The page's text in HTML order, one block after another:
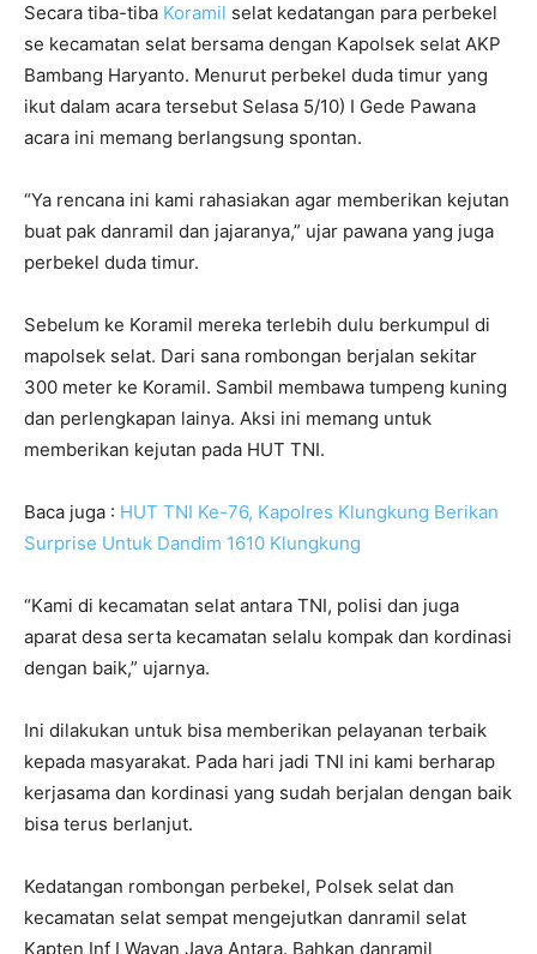
Secara tiba-tiba Koramil selat kedatangan para perbekel
se kecamatan selat bersama dengan Kapolsek selat AKP
Bambang Haryanto. Menurut perbekel duda timur yang
ikut dalam acara tersebut Selasa 5/10) I Gede Pawana
acara ini memang berlangsung spontan.
“Ya rencana ini kami rahasiakan agar memberikan kejutan
buat pak danramil dan jajaranya,” ujar pawana yang juga
perbekel duda timur.
Sebelum ke Koramil mereka terlebih dulu berkumpul di
mapolsek selat. Dari sana rombongan berjalan sekitar
300 meter ke Koramil. Sambil membawa tumpeng kuning
dan perlengkapan lainya. Aksi ini memang untuk
memberikan kejutan pada HUT TNI.
Baca juga : HUT TNI Ke-76, Kapolres Klungkung Berikan
Surprise Untuk Dandim 1610 Klungkung
“Kami di kecamatan selat antara TNI, polisi dan juga
aparat desa serta kecamatan selalu kompak dan kordinasi
dengan baik,” ujarnya.
Ini dilakukan untuk bisa memberikan pelayanan terbaik
kepada masyarakat. Pada hari jadi TNI ini kami berharap
kerjasama dan kordinasi yang sudah berjalan dengan baik
bisa terus berlanjut.
Kedatangan rombongan perbekel, Polsek selat dan
kecamatan selat sempat mengejutkan danramil selat
Kapten Inf I Wayan Jaya Antara. Bahkan danramil